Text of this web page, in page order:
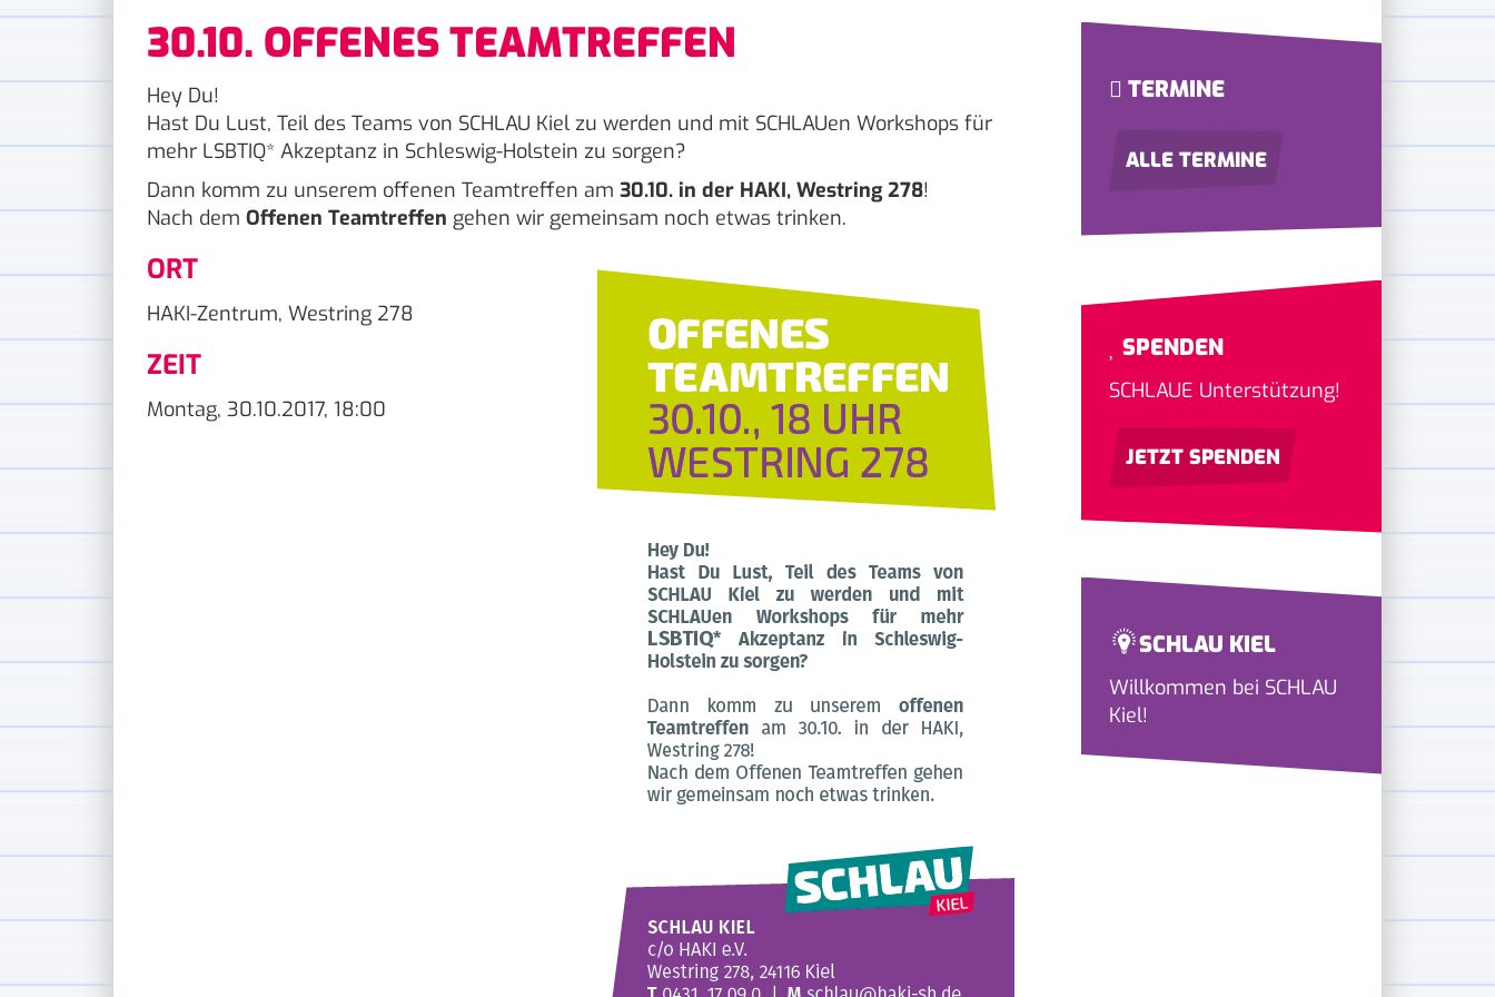
30.10. OFFENES TEAMTREFFEN
Hey Du!
Hast Du Lust, Teil des Teams von SCHLAU Kiel zu werden und mit SCHLAUen Workshops für
mehr LSBTIQ* Akzeptanz in Schleswig-Holstein zu sorgen?
Dann komm zu unserem offenen Teamtreffen am 30.10. in der HAKI, Westring 278!
Nach dem Offenen Teamtreffen gehen wir gemeinsam noch etwas trinken.
ORT
HAKI-Zentrum, Westring 278
ZEIT
Montag, 30.10.2017, 18:00
TERMINE
ALLE TERMINE
SPENDEN
SCHLAUE Unterstützung!
JETZT SPENDEN
SCHLAU KIEL
Willkommen bei SCHLAU
Kiel!